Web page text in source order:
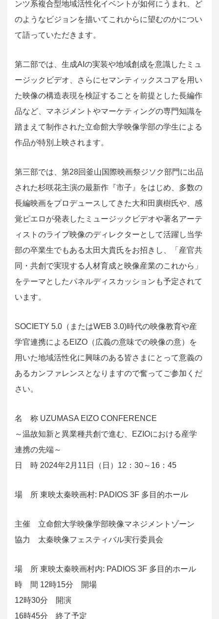
ンツ系複合型地域活性化イベントが如何にうまれ、ど
のようなビジョンを描いてこれからに望むのかについ
て語っていただきます。
第二部では、生成AIの実装や地域創成を意識したミュ
ージックビデオ、さらにセマンティックスコアを用い
た映像の構造表現を検証することを前提とした長編作
品など、マネジメントやマーケティングの専門知識を
踏まえて制作された立命館大学映像学部の学生による
作品が特別上映されます。
第三部では、第28回釜山国際映画祭ジソク部門に出品
された杉咲花主演の最新作『市子』をはじめ、多数の
長編映画をプロデュースしてきた大和田廣樹氏や、感
覚ピエロが発表したミュージックビデオや著名アーテ
ィストのライブ映像のディレクターとして活躍し当学
部の卒業生でもある太田大貴氏をお招きし、「産官共
同・共創で実現する人材育成と映像産業のこれから」
をテーマとしたパネルディスカッションも予定されて
います。
SOCIETY 5.0（またはWEB 3.0)時代の映像教育や産
学官連携によるEIZO（広義の意味での映像の意）を
用いた地域活性化に興味のある皆さまにとって意義の
あるカンファレンスとなりますので奮ってご参加くだ
さい。
名 称 UZUMASA EIZO CONFERENCE
～温故知新と異業種共創で進む、EZIOにおける産学
連携の先端～
日 時 2024年2月11日（日）12：30～16：45
場 所 東映太秦映画村: PADIOS 3F 多目的ホール
主催 立命館大学映像学部映像マネジメントゾーン
協力 太秦映像フェスティバル実行委員会
場 所 東映太秦映画村内: PADIOS 3F 多目的ホール
時 間 12時15分 開場
12時30分 開演
16時45分 終了予定